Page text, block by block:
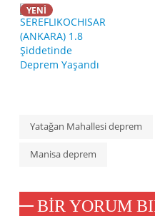
YENİ
Yatağan Mahallesi deprem
Manisa deprem
BIR YORUM